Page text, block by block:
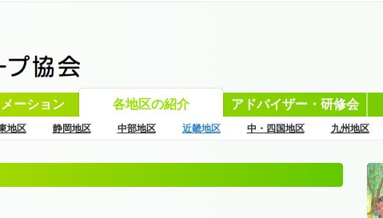
ーション 各地区の紹介 アドバイザー・研修会
地区 静岡地区 中部地区 近畿地区 中・四国地区 九州地区